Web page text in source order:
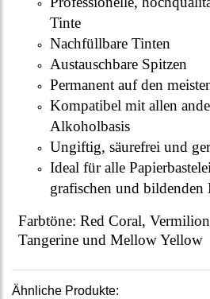
Tinte
Nachfüllbare Tinten
Austauschbare Spitzen
Permanent auf den
Kompatibel mit allen
Alkoholbasis
Ungiftig, säurefrei und
Ideal für alle
grafischen und bildenden
Farbtöne: Red Coral,
Tangerine und Mellow Yellow
Ähnliche Produkte: